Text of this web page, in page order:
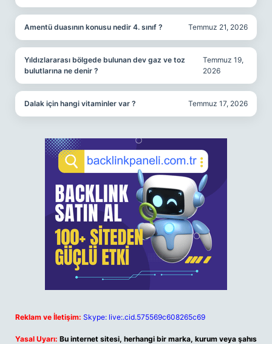
Amentü duasının konusu nedir 4. sınıf ? Temmuz 21, 2026
Yıldızlararası bölgede bulunan dev gaz ve toz
bulutlarına ne denir ?
Temmuz 19,
2026
Dalak için hangi vitaminler var ? Temmuz 17, 2026
Reklam ve İletişim: Skype: live:.cid.575569c608265c69
Yasal Uyarı: Bu internet sitesi, herhangi bir marka, kurum veya şahıs